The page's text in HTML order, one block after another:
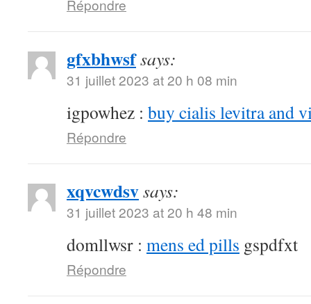
Répondre
gfxbhwsfsays:
31 juillet 2023 at 20 h 08 min
igpowhez : buy cialis levitra and
Répondre
xqvcwdsvsays:
31 juillet 2023 at 20 h 48 min
domllwsr : mens ed pills gspdfxt
Répondre